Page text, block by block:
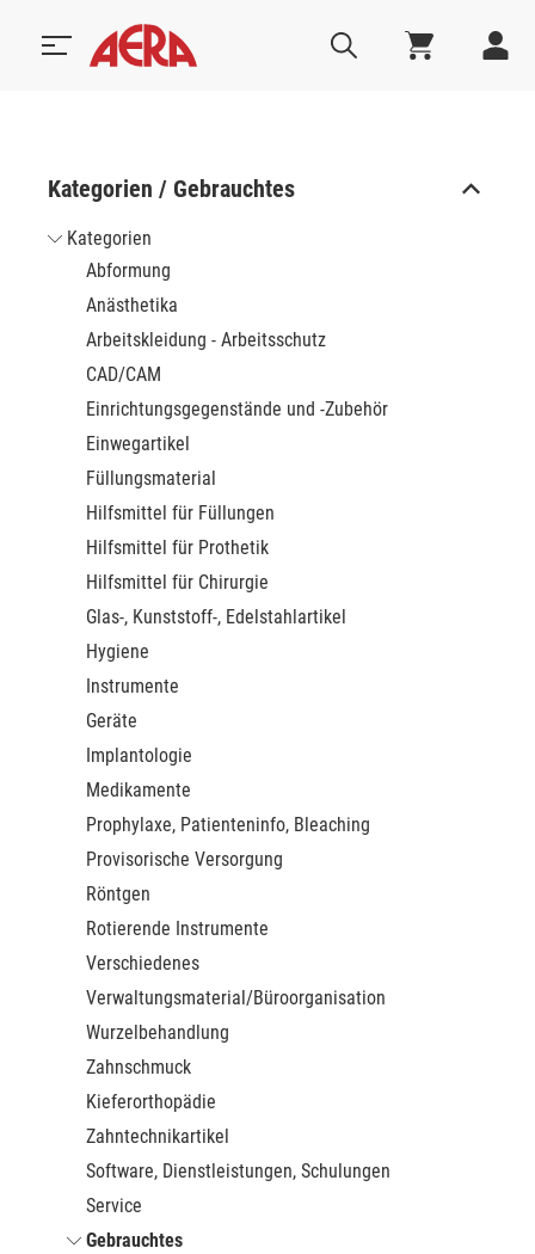
Kategorien / Gebrauchtes
Kategorien
Abformung
Anästhetika
Arbeitskleidung - Arbeitsschutz
CAD/CAM
Einrichtungsgegenstände und -Zubehör
Einwegartikel
Füllungsmaterial
Hilfsmittel für Füllungen
Hilfsmittel für Prothetik
Hilfsmittel für Chirurgie
Glas-, Kunststoff-, Edelstahlartikel
Hygiene
Instrumente
Geräte
Implantologie
Medikamente
Prophylaxe, Patienteninfo, Bleaching
Provisorische Versorgung
Röntgen
Rotierende Instrumente
Verschiedenes
Verwaltungsmaterial/Büroorganisation
Wurzelbehandlung
Zahnschmuck
Kieferorthopädie
Zahntechnikartikel
Software, Dienstleistungen, Schulungen
Service
Gebrauchtes